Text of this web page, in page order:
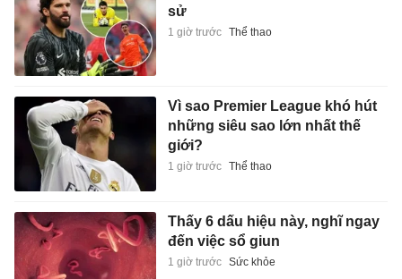
sử
1 giờ trước Thể thao
Vì sao Premier League khó hút
những siêu sao lớn nhất thế
giới?
1 giờ trước Thể thao
Thấy 6 dấu hiệu này, nghĩ ngay
đến việc sổ giun
1 giờ trước Sức khỏe